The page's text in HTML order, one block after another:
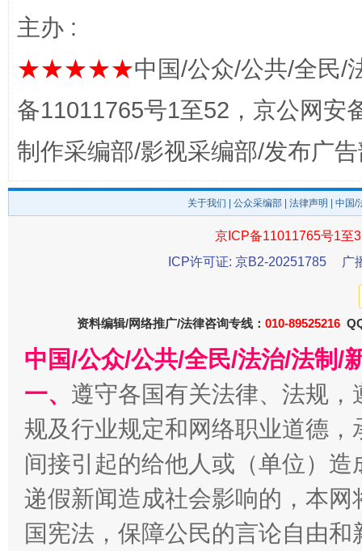
完善运行机制助力责任有效落实 一纸欠
东山县通报“牛蛙产品抗生素超标问题” 法
千年窑火 生生不息 一
主办 :
★★★★★中国/公众/公共/全民/
备11011765号1至52，京公网安
制作采编部/影视采编部/发布广
关于我们 公众采编部 法律声明 | 中国
京ICP备11011765号1至
ICP许可证: 京B2-20251785
广
资料编辑/网络推广/法律咨询专线： 010-89525216
中国/公众/公共/全民/法治/法制/
一、 遵守各国有关法律、法规
规及行业规定和网络职业道德
间接引起的给他人或（单位）
递假新闻造成社会影响的，本
国宪法，保障公民的言论自由